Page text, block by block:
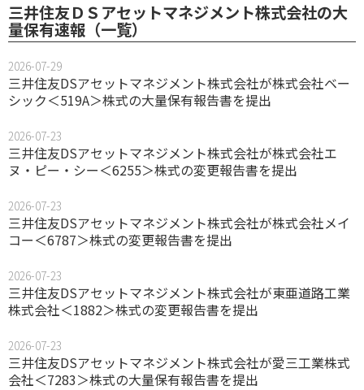
三井住友ＤＳアセットマネジメント株式会社の大
量保有速報（一覧）
2026-07-29
三井住友DSアセットマネジメント株式会社が株式会社ベー
シック＜519A＞株式の大量保有報告書を提出
2026-07-23
三井住友DSアセットマネジメント株式会社が株式会社エ
ヌ・ピー・シー＜6255＞株式の変更報告書を提出
2026-07-23
三井住友DSアセットマネジメント株式会社が株式会社メイ
コー＜6787＞株式の変更報告書を提出
2026-07-23
三井住友DSアセットマネジメント株式会社が東亜道路工業
株式会社＜1882＞株式の変更報告書を提出
2026-07-23
三井住友DSアセットマネジメント株式会社が愛三工業株式
会社＜7283＞株式の大量保有報告書を提出